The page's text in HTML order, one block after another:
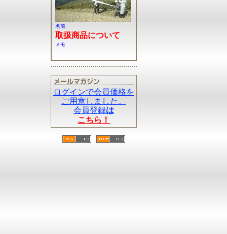
名前
取扱商品について
メモ
ログインで会員価格を
ご用意しました。
会員登録は
こちら！